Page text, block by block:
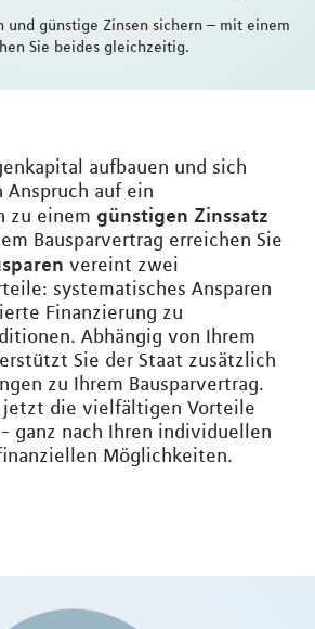
und günstige Zinsen sichern – mit einem
Sie beides gleichzeitig.
aufbauen und sich
auf ein
zu einem günstigen Zinssatz
Bausparvertrag erreichen Sie
vereint zwei
systematisches Ansparen
Finanzierung zu
Abhängig von Ihrem
Sie der Staat zusätzlich
zu Ihrem Bausparvertrag.
jetzt die vielfältigen Vorteile
- ganz nach Ihren individuellen
Möglichkeiten.